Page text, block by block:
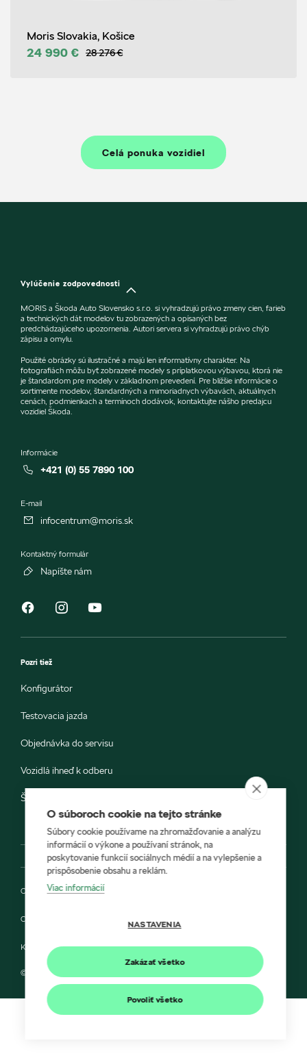
Moris Slovakia, Košice
24 990 € 28 276 €
Celá ponuka vozidiel
Vylúčenie zodpovednosti
MORIS a Škoda Auto Slovensko s.r.o. si vyhradzujú právo zmeny cien, farieb
a technických dát modelov tu zobrazených a opísaných bez
predchádzajúceho upozornenia. Autori servera si vyhradzujú právo chýb
zápisu a omylu.
Použité obrázky sú ilustračné a majú len informatívny charakter. Na
fotografiách môžu byť zobrazené modely s príplatkovou výbavou, ktorá nie
je štandardom pre modely v základnom prevedení. Pre bližšie informácie o
sortimente modelov, štandardných a mimoriadnych výbavách, aktuálnych
cenách, podmienkach a termínoch dodávok, kontaktujte nášho predajcu
vozidiel Škoda.
Informácie
+421 (0) 55 7890 100
E-mail
infocentrum@moris.sk
Kontaktný formulár
Napíšte nám
Pozri tiež
Konfigurátor
Testovacia jazda
Objednávka do servisu
Vozidlá ihneď k odberu
Škoda E-shop
Ochrana osobných údajov
Cookies
Kontakt
© 2022 MORIS a Škoda Auto Slovensko s.r.o.
O súboroch cookie na tejto stránke
Súbory cookie používame na zhromažďovanie a analýzu
informácií o výkone a používaní stránok, na
poskytovanie funkcií sociálnych médií a na vylepšenie a
prispôsobenie obsahu a reklám.
Viac informácií
NASTAVENIA
Zakázať všetko
Povoliť všetko